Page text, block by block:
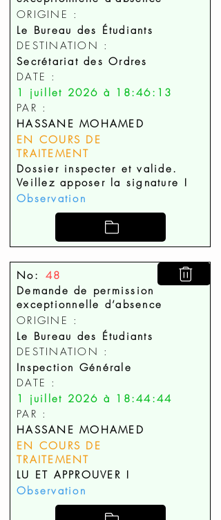
ORIGINE :
Le Bureau des Étudiants
DESTINATION :
Secrétariat des Ordres
DATE :
1 juillet 2026 à 18:46:13
PAR :
HASSANE MOHAMED
EN COURS DE
TRAITEMENT
Dossier inspecter et valide.
Veillez apposer la signature !
Observation
No: 48
Demande de permission
exceptionnelle d’absence
ORIGINE :
Le Bureau des Étudiants
DESTINATION :
Inspection Générale
DATE :
1 juillet 2026 à 18:44:44
PAR :
HASSANE MOHAMED
EN COURS DE
TRAITEMENT
LU ET APPROUVER !
Observation